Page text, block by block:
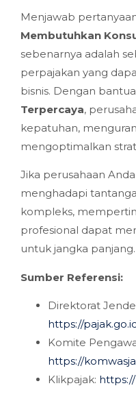
Menjawab
Membutuhkan
sebenarnya adalah
perpajakan yang
bisnis. Dengan
Terpercaya,
kepatuhan,
mengoptimalkan
Jika perusahaan
menghadapi
kompleks,
profesional dapat
untuk jangka panjang.
Sumber Referensi:
Direktorat
https://
Komite
https://
Klikpajak: